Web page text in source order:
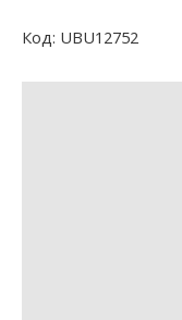
Код: UBU12752